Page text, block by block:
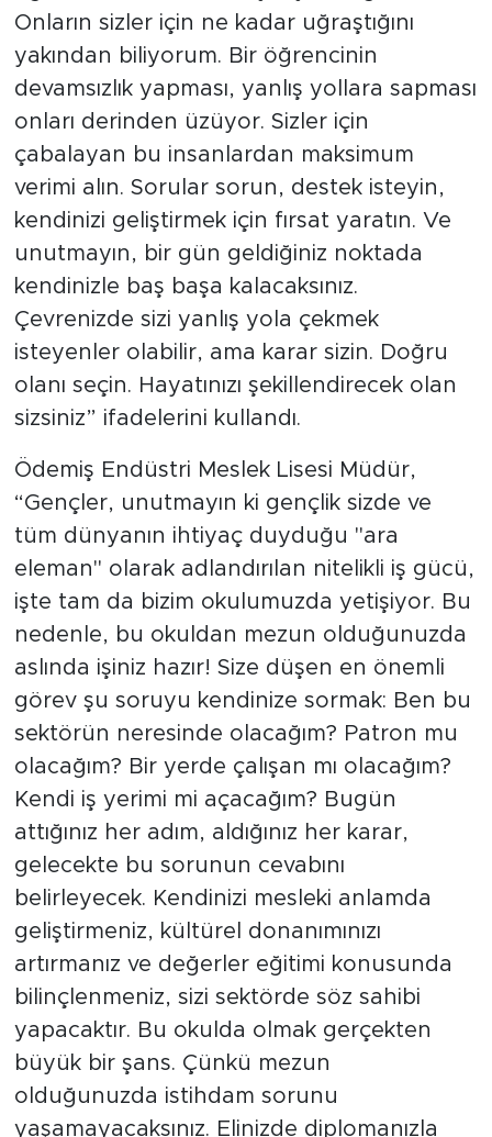
Onların sizler için ne kadar uğraştığını
yakından biliyorum. Bir öğrencinin
devamsızlık yapması, yanlış yollara sapması
onları derinden üzüyor. Sizler için
çabalayan bu insanlardan maksimum
verimi alın. Sorular sorun, destek isteyin,
kendinizi geliştirmek için fırsat yaratın. Ve
unutmayın, bir gün geldiğiniz noktada
kendinizle baş başa kalacaksınız.
Çevrenizde sizi yanlış yola çekmek
isteyenler olabilir, ama karar sizin. Doğru
olanı seçin. Hayatınızı şekillendirecek olan
sizsiniz” ifadelerini kullandı.
Ödemiş Endüstri Meslek Lisesi Müdür,
“Gençler, unutmayın ki gençlik sizde ve
tüm dünyanın ihtiyaç duyduğu "ara
eleman" olarak adlandırılan nitelikli iş gücü,
işte tam da bizim okulumuzda yetişiyor. Bu
nedenle, bu okuldan mezun olduğunuzda
aslında işiniz hazır! Size düşen en önemli
görev şu soruyu kendinize sormak: Ben bu
sektörün neresinde olacağım? Patron mu
olacağım? Bir yerde çalışan mı olacağım?
Kendi iş yerimi mi açacağım? Bugün
attığınız her adım, aldığınız her karar,
gelecekte bu sorunun cevabını
belirleyecek. Kendinizi mesleki anlamda
geliştirmeniz, kültürel donanımınızı
artırmanız ve değerler eğitimi konusunda
bilinçlenmeniz, sizi sektörde söz sahibi
yapacaktır. Bu okulda olmak gerçekten
büyük bir şans. Çünkü mezun
olduğunuzda istihdam sorunu
yaşamayacaksınız. Elinizde diplomanızla